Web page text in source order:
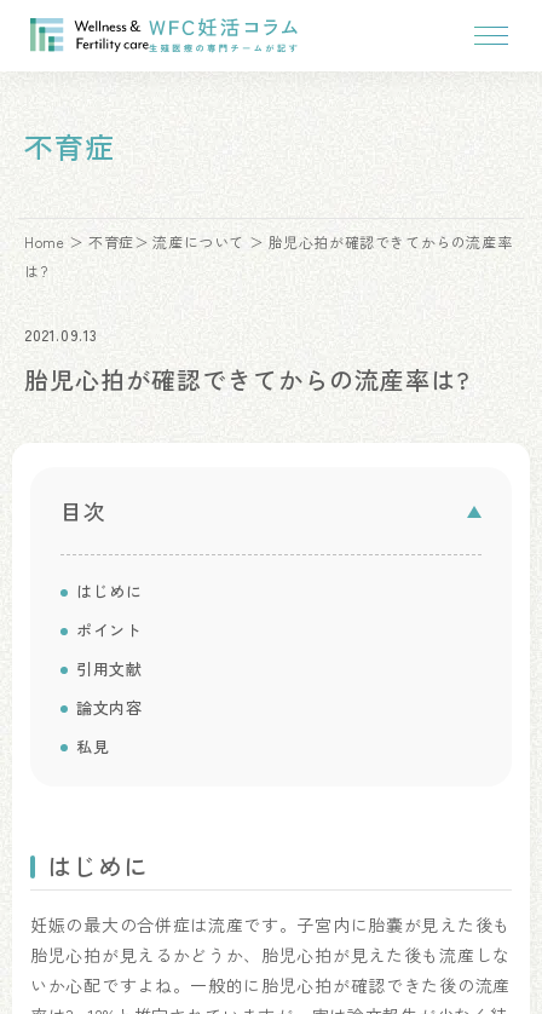
不育症
Home 不育症 流産について
胎児心拍が確認できてからの流産率
は?
2021.09.13
胎児心拍が確認できてからの流産率は?
目次
はじめに
ポイント
引用文献
論文内容
私見
はじめに
妊娠の最大の合併症は流産です。子宮内に胎嚢が見えた後も
胎児心拍が見えるかどうか、胎児心拍が見えた後も流産しな
いか心配ですよね。一般的に胎児心拍が確認できた後の流産